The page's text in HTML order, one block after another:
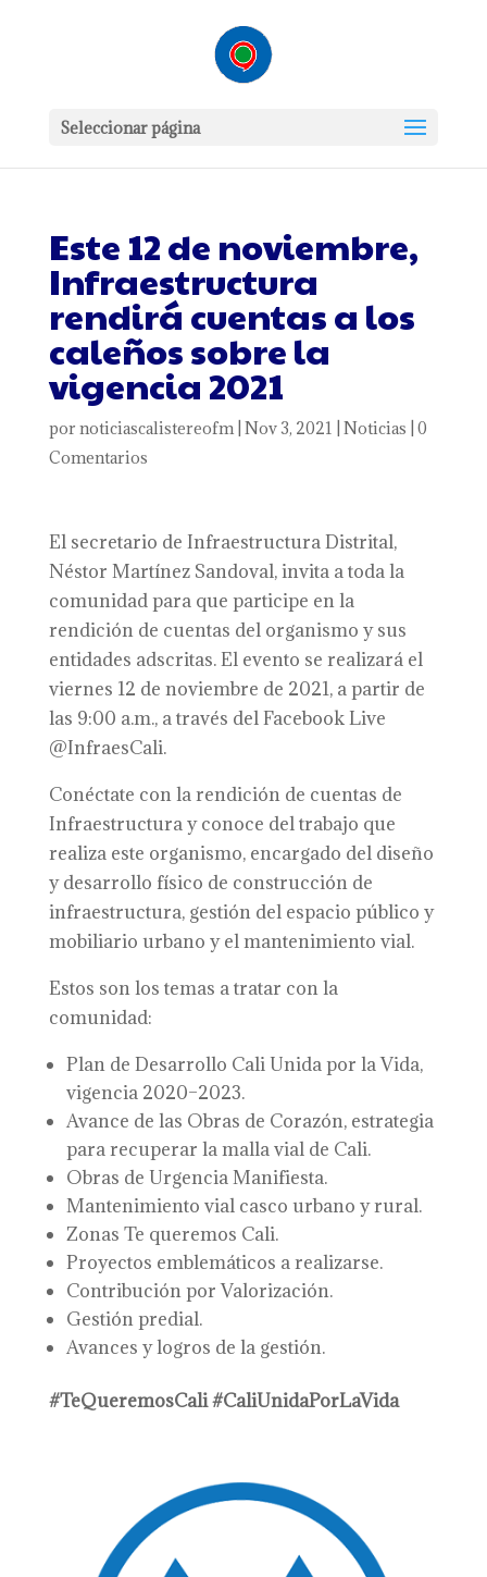
Seleccionar página
Este 12 de noviembre,
Infraestructura
rendirá cuentas a los
caleños sobre la
vigencia 2021
por noticiascalistereofm| Nov 3, 2021 Noticias 0
Comentarios
El secretario de Infraestructura Distrital,
Néstor Martínez Sandoval, invita a toda la
comunidad para que participe en la
rendición de cuentas del organismo y sus
entidades adscritas. El evento se realizará el
viernes 12 de noviembre de 2021, a partir de
las 9:00 a.m., a través del Facebook Live
@InfraesCali.
Conéctate con la rendición de cuentas de
Infraestructura y conoce del trabajo que
realiza este organismo, encargado del diseño
y desarrollo físico de construcción de
infraestructura, gestión del espacio público y
mobiliario urbano y el mantenimiento vial.
Estos son los temas a tratar con la
comunidad:
Plan de Desarrollo Cali Unida por la Vida,
vigencia 2020–2023.
Avance de las Obras de Corazón, estrategia
para recuperar la malla vial de Cali.
Obras de Urgencia Manifiesta.
Mantenimiento vial casco urbano y rural.
Zonas Te queremos Cali.
Proyectos emblemáticos a realizarse.
Contribución por Valorización.
Gestión predial.
Avances y logros de la gestión.
#TeQueremosCali #CaliUnidaPorLaVida